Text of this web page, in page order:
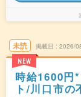
未読
NEW
掲載日 2026/
時給1600円
ト/川口市の